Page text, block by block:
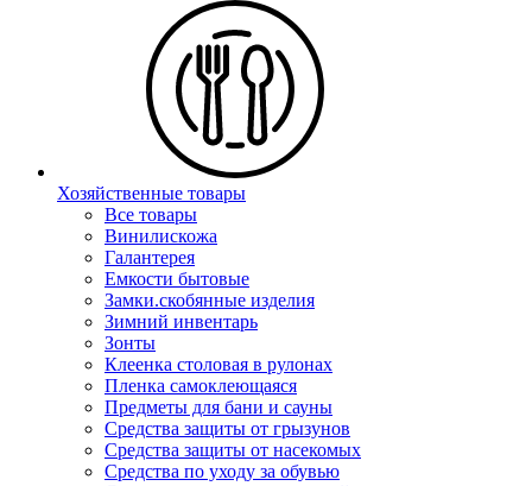
Хозяйственные товары
Все товары
Винилискожа
Галантерея
Емкости бытовые
Замки.скобянные изделия
Зимний инвентарь
Зонты
Клеенка столовая в рулонах
Пленка самоклеющаяся
Предметы для бани и сауны
Средства защиты от грызунов
Средства защиты от насекомых
Средства по уходу за обувью